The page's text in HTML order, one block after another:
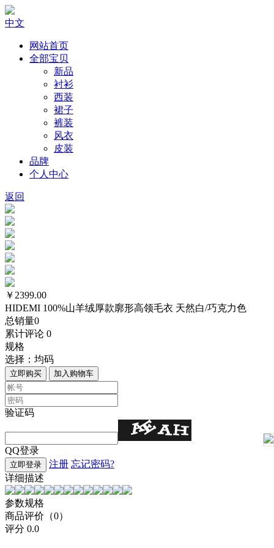
中文
网站首页
全部宝贝
新品
衬衫
西装
裙子
裤装
风衣
皮装
品牌
个人中心
返回
￥2399.00
HIDEMI 100%山羊绒厚款廓形高领毛衣 天然白/巧克力色
总销量0
累计评论 0
规格
选择： 均码
立即购买 加入购物车
验证码
QQ登录
立即登录 注册 忘记密码?
详细描述
参数规格
商品评价（0）
评分 0.0